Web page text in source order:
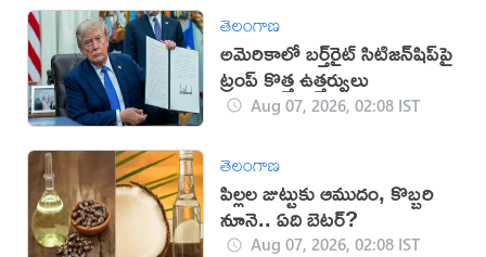
తెలంగాణ
అమెరికాలో బర్త్‌రైట్ సిటిజన్‌షిప్‌పై
ట్రంప్ కొత్త ఉత్తర్వులు
Aug 07, 2026, 02:08 IST
తెలంగాణ
పిల్లల జుట్టుకు ఆముదం, కొబ్బరి
నూనె.. ఏది బెటర్?
Aug 07, 2026, 02:08 IST